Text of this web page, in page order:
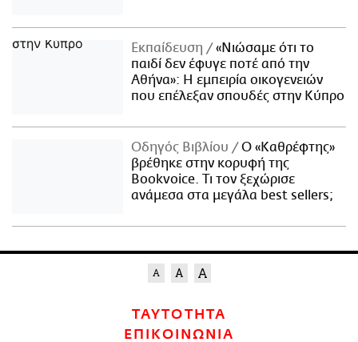
Εκπαίδευση
«Νιώσαμε ότι το
παιδί δεν έφυγε ποτέ από την
Αθήνα»: Η εμπειρία οικογενειών
που επέλεξαν σπουδές στην Κύπρο
Οδηγός Βιβλίου
Ο «Καθρέφτης»
βρέθηκε στην κορυφή της
Bookvoice. Τι τον ξεχώρισε
ανάμεσα στα μεγάλα best sellers;
ΤΑΥΤΟΤΗΤΑ
ΕΠΙΚΟΙΝΩΝΙΑ